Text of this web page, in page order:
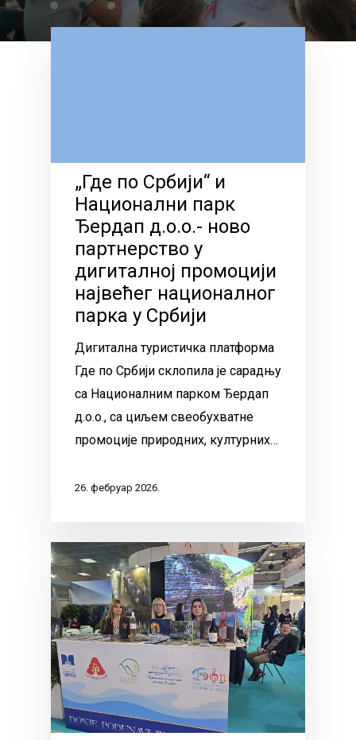
„Где по Србији“ и
Национални парк
Ђердап д.о.о.- ново
партнерство у
дигиталној промоцији
највећег националног
парка у Србији
Дигитална туристичка платформа
Где по Србији склопила је сарадњу
са Националним парком Ђердап
д.о.о., са циљем свеобухватне
промоције природних, културних…
26. фебруар 2026.